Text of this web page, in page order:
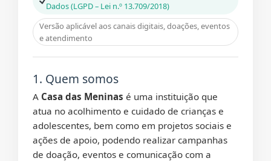
Dados (LGPD – Lei n.º 13.709/2018)
Versão aplicável aos canais digitais, doações, eventos
e atendimento
1. Quem somos
A Casa das Meninas é uma instituição que
atua no acolhimento e cuidado de crianças e
adolescentes, bem como em projetos sociais e
ações de apoio, podendo realizar campanhas
de doação, eventos e comunicação com a